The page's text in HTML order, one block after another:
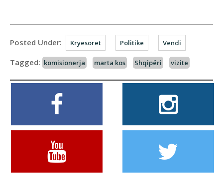
Posted Under: Kryesoret Politike Vendi
Tagged: komisionerja marta kos Shqipëri vizite